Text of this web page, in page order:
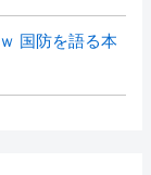
国防を語る本